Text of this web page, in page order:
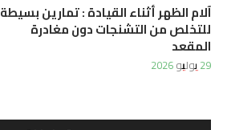
آلام الظهر أثناء القيادة : تمارين بسيطة
للتخلص من التشنجات دون مغادرة
المقعد
29 يوليو 2026